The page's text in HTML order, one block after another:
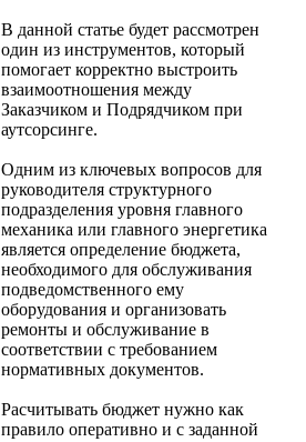
В данной статье будет рассмотрен
один из инструментов, который
помогает корректно выстроить
взаимоотношения между
Заказчиком и Подрядчиком при
аутсорсинге.
Одним из ключевых вопросов для
руководителя структурного
подразделения уровня главного
механика или главного энергетика
является определение бюджета,
необходимого для обслуживания
подведомственного ему
оборудования и организовать
ремонты и обслуживание в
соответствии с требованием
нормативных документов.
Расчитывать бюджет нужно как
правило оперативно и с заданной